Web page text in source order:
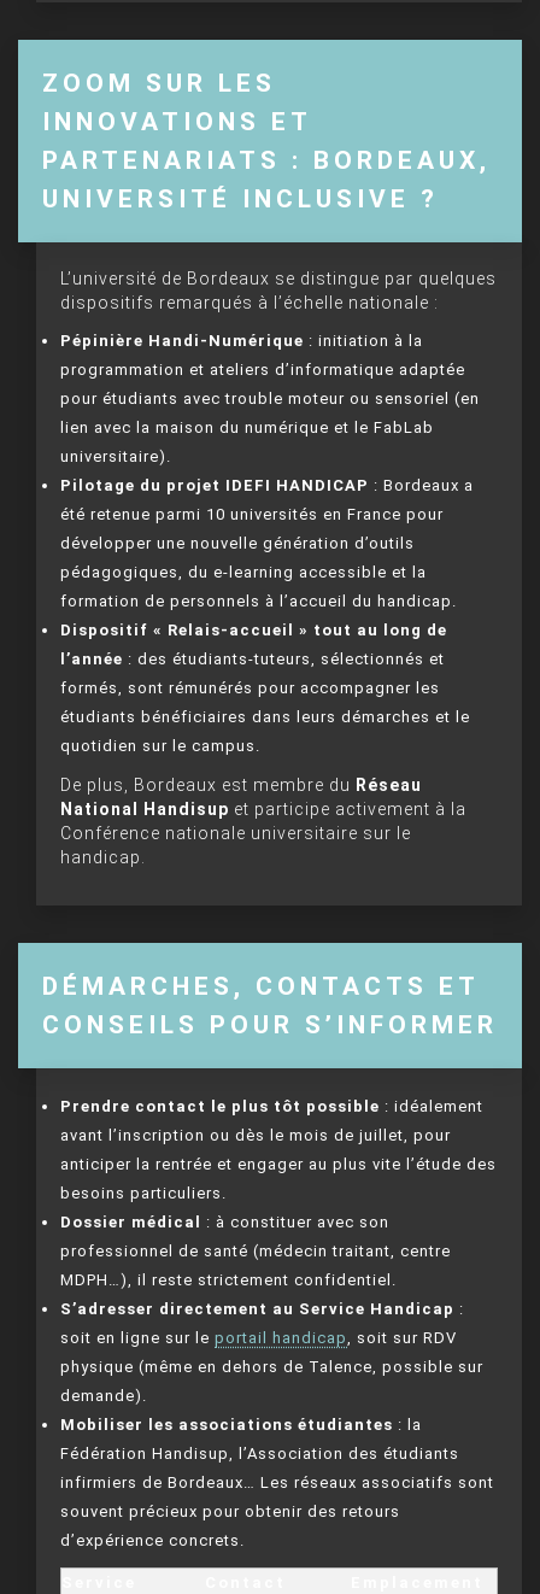
ZOOM SUR LES
INNOVATIONS ET
PARTENARIATS : BORDEAUX,
UNIVERSITÉ INCLUSIVE ?
L’université de Bordeaux se distingue par quelques
dispositifs remarqués à l’échelle nationale :
Pépinière Handi-Numérique : initiation à la
programmation et ateliers d’informatique adaptée
pour étudiants avec trouble moteur ou sensoriel (en
lien avec la maison du numérique et le FabLab
universitaire).
Pilotage du projet IDEFI HANDICAP : Bordeaux a
été retenue parmi 10 universités en France pour
développer une nouvelle génération d’outils
pédagogiques, du e-learning accessible et la
formation de personnels à l’accueil du handicap.
Dispositif « Relais-accueil » tout au long de
l’année : des étudiants-tuteurs, sélectionnés et
formés, sont rémunérés pour accompagner les
étudiants bénéficiaires dans leurs démarches et le
quotidien sur le campus.
De plus, Bordeaux est membre du Réseau
National Handisup et participe activement à la
Conférence nationale universitaire sur le
handicap.
DÉMARCHES, CONTACTS ET
CONSEILS POUR S’INFORMER
Prendre contact le plus tôt possible : idéalement
avant l’inscription ou dès le mois de juillet, pour
anticiper la rentrée et engager au plus vite l’étude des
besoins particuliers.
Dossier médical
: à constituer avec son
professionnel de santé (médecin traitant, centre
MDPH…), il reste strictement confidentiel.
S’adresser directement au Service Handicap :
soit en ligne sur le portail handicap
, soit sur RDV
physique (même en dehors de Talence, possible sur
demande).
Mobiliser les associations étudiantes : la
Fédération Handisup, l’Association des étudiants
infirmiers de Bordeaux… Les réseaux associatifs sont
souvent précieux pour obtenir des retours
d’expérience concrets.